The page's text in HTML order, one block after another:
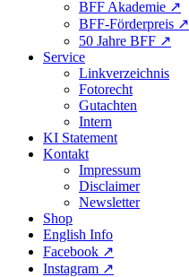
BFF Akademie ↗︎
BFF-Förderpreis ↗︎
50 Jahre BFF ↗︎
Service
Linkverzeichnis
Fotorecht
Gutachten
Intern
KI Statement
Kontakt
Impressum
Disclaimer
Newsletter
Shop
English Info
Facebook ↗︎
Instagram ↗︎